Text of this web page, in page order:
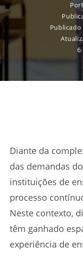
Por
Publicado
6
Diante da
das demandas
instituições de
processo
Neste contexto,
têm ganhado
experiência de